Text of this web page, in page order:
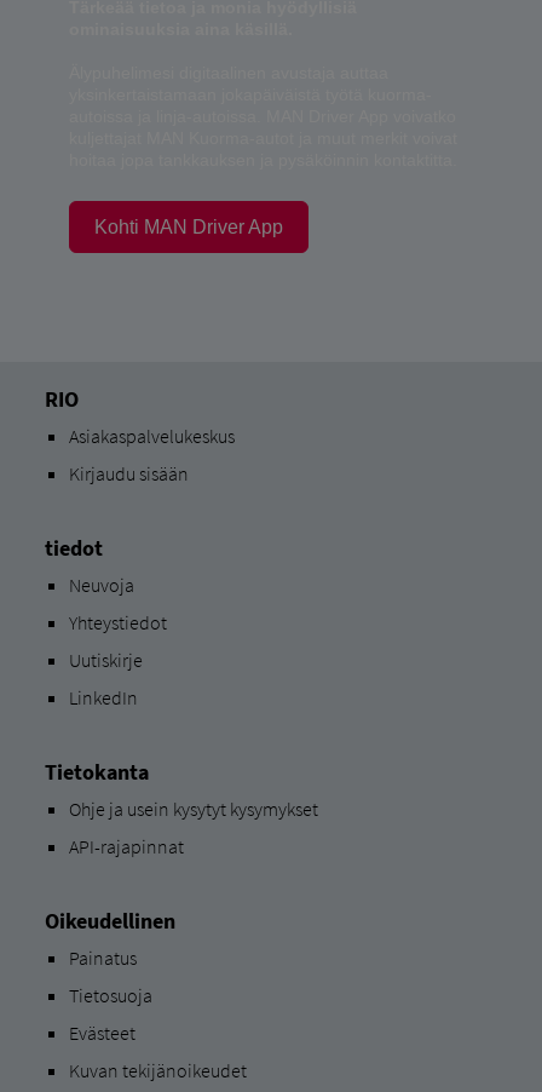
Kohti MAN Driver App
RIO
Asiakaspalvelukeskus
Kirjaudu sisään
tiedot
Neuvoja
Yhteystiedot
Uutiskirje
LinkedIn
Tietokanta
Ohje ja usein kysytyt kysymykset
API-rajapinnat
Oikeudellinen
Painatus
Tietosuoja
Evästeet
Kuvan tekijänoikeudet